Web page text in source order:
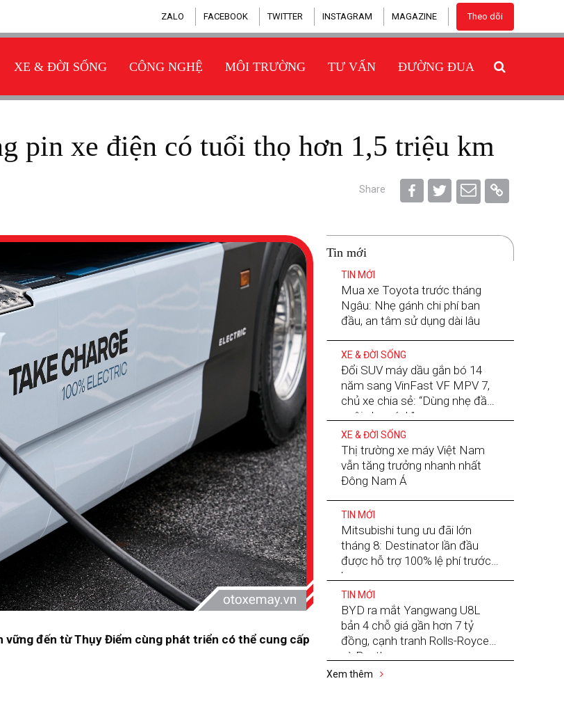
ZALO FACEBOOK TWITTER INSTAGRAM MAGAZINE Theo dõi
XE & ĐỜI SỐNG CÔNG NGHỆ MÔI TRƯỜNG TƯ VẤN ĐƯỜNG ĐUA
pin xe điện có tuổi thọ hơn 1,5 triệu km
Share
vững đến từ Thụy Điểm cùng phát triển có thể cung cấp
Tin mới
TIN MỚI
Mua xe Toyota trước tháng
Ngâu: Nhẹ gánh chi phí ban
đầu, an tâm sử dụng dài lâu
XE & ĐỜI SỐNG
Đổi SUV máy dầu gắn bó 14
năm sang VinFast VF MPV 7,
chủ xe chia sẻ: “Dùng nhẹ đầu,
nuôi nhẹ gánh”
XE & ĐỜI SỐNG
Thị trường xe máy Việt Nam
vẫn tăng trưởng nhanh nhất
Đông Nam Á
TIN MỚI
Mitsubishi tung ưu đãi lớn
tháng 8: Destinator lần đầu
được hỗ trợ 100% lệ phí trước
bạ
TIN MỚI
BYD ra mắt Yangwang U8L
bản 4 chỗ giá gần hơn 7 tỷ
đồng, cạnh tranh Rolls-Royce
và Bentley
Xem thêm